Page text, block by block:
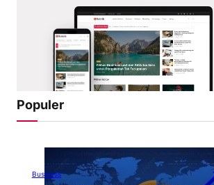
Populer
Business